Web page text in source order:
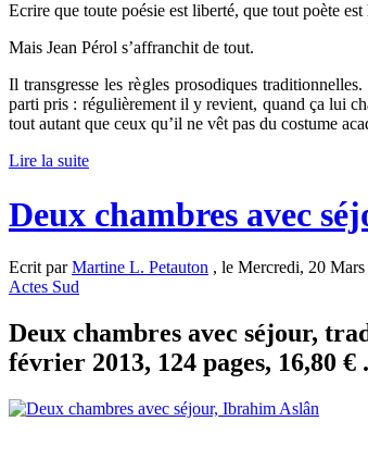
Ecrire que toute poésie est liberté, que tout poète
Mais Jean Pérol s’affranchit de tout.
Il transgresse les règles prosodiques
parti pris : régulièrement il y revient, quand ça lui
tout autant que ceux qu’il ne vêt pas du costume
Lire la suite
Deux chambres avec
Ecrit parMartine L. Petauton , le Mercredi, 20
Actes Sud
Deux chambres avec séjour,
février 2013, 124 pages, 16,80